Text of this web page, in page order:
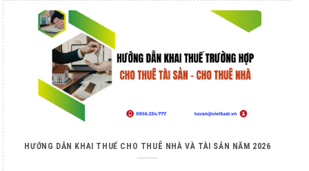
HƯỚNG DẪN KHAI THUẾ CHO THUÊ NHÀ VÀ TÀI SẢN NĂM 2026